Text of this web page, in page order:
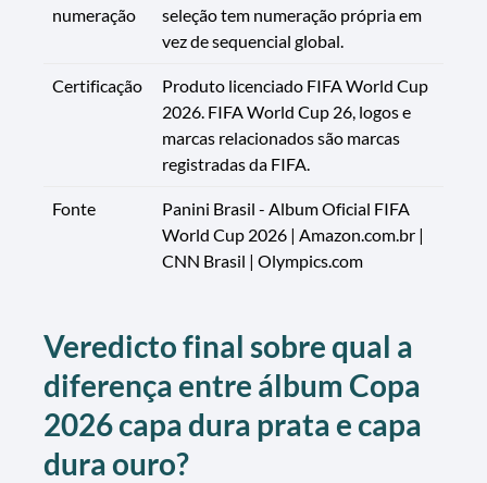
numeração
seleção tem numeração própria em
vez de sequencial global.
Certificação
Produto licenciado FIFA World Cup
2026. FIFA World Cup 26, logos e
marcas relacionados são marcas
registradas da FIFA.
Fonte
Panini Brasil - Album Oficial FIFA
World Cup 2026 | Amazon.com.br |
CNN Brasil | Olympics.com
Veredicto final sobre qual a
diferença entre álbum Copa
2026 capa dura prata e capa
dura ouro?